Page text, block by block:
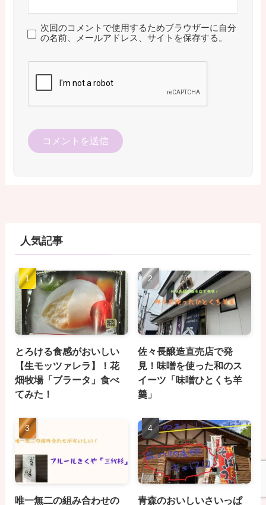
次回のコメントで使用するためブラウザーに自分
の名前、メールアドレス、サイトを保存する。
人気記事
とろける食感がおいしい
【生モッツァレラ】！花
畑牧場「ブラータ」食べ
てみた！
佐々長醸造直売店で発
見！味噌を使った和のス
イーツ「味噌ひとくち羊
羹」
唯一無二の組み合わせの 青森のおいしいさいっぱ